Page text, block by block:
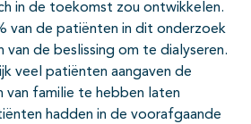
in de toekomst zou ontwikkelen.
van de patiënten in dit onderzoek
de beslissing om te dialyseren.
veel patiënten aangaven de
van familie te hebben laten
hadden in de voorafgaande